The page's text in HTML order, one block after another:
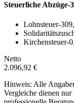
Steuerliche Abzüge-
Lohnsteuer-
Kirchensteuer-
Netto
2.096,92 €
Hinweis: Alle
Vergleiche dienen